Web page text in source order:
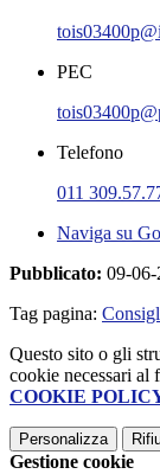
PEC
Telefono
011
Naviga su
Pubblicato: 09-
Tag pagina:
Questo sito o gli
cookie necessari al
COOKIE
Personalizza
Gestione cookie